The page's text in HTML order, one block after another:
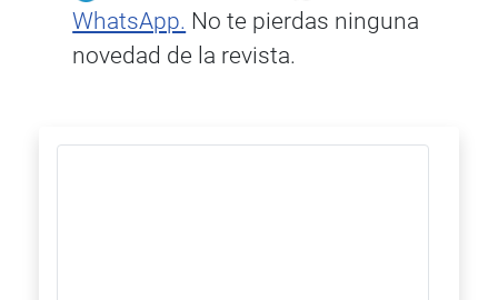
WhatsApp. No te pierdas ninguna
novedad de la revista.